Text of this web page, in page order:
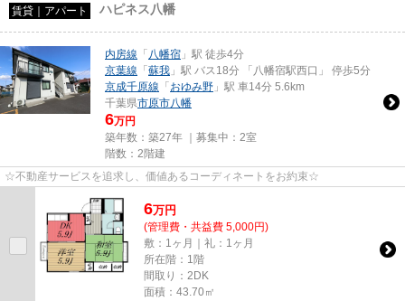
賃貸｜アパート ハピネス八幡
内房線 「 八幡宿 」駅 徒歩4分
京葉線 「 蘇我 」駅 バス18分 「八幡宿駅西口」 停歩5分
京成千原線 「 おゆみ野 」駅 車14分 5.6km
千葉県市原市八幡
6万円
築年数：築27年 ｜募集中： 2室
階数：2階建
☆不動産サービスを追求し、価値あるコーディネートをお約束☆
6万円
(管理費・共益費 5,000円)
敷：1ヶ月｜礼：1ヶ月
所在階：1階
間取り：2DK
面積：43.70㎡